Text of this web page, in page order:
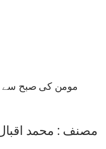
مومن کی صبح سے
مصنف : محمد